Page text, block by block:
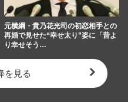
元横綱・貴乃花光司の初恋相手との
再婚で見せた“幸せ太り”姿に「昔よ
り幸せそう…
を見る